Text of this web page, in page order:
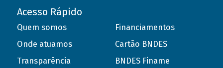
Acesso Rápido
Quem somos
Onde atuamos
Transparência
Financiamentos
Cartão BNDES
BNDES Finame